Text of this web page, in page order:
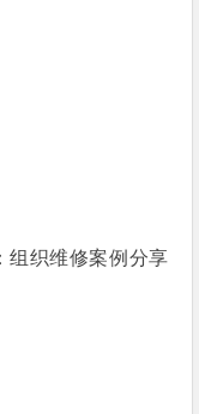
组织维修案例分享